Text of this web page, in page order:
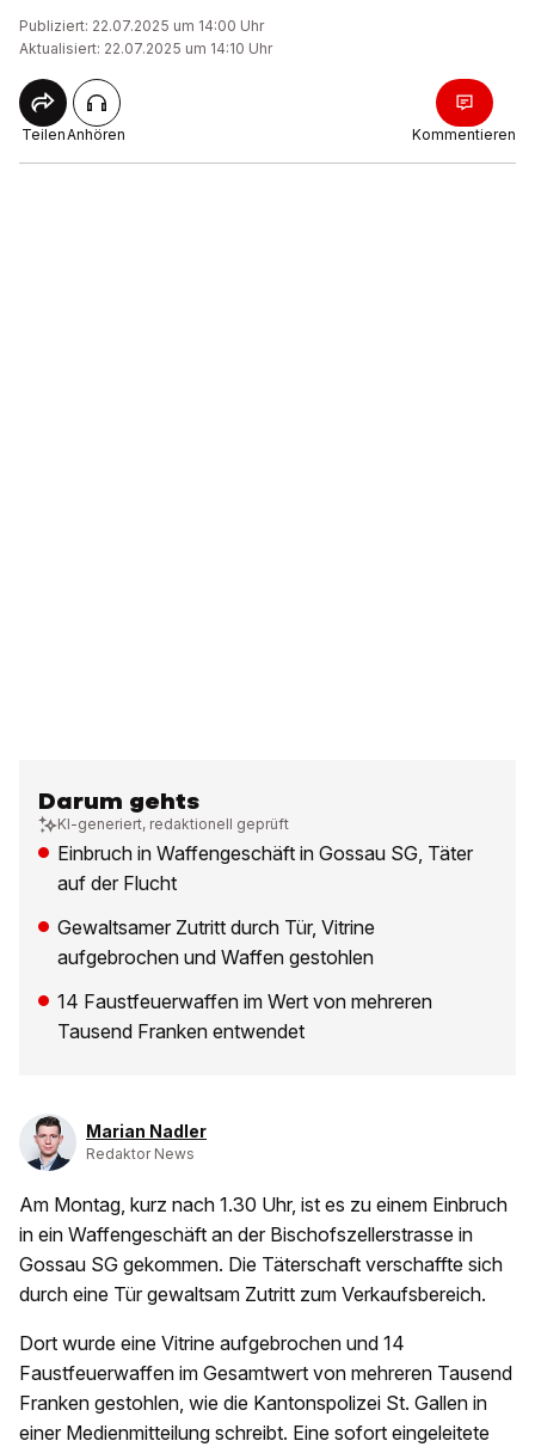
Publiziert: 22.07.2025 um 14:00 Uhr
Aktualisiert: 22.07.2025 um 14:10 Uhr
TeilenAnhören Kommentieren
Darum gehts
KI-generiert, redaktionell geprüft
Einbruch in Waffengeschäft in Gossau SG, Täter
auf der Flucht
Gewaltsamer Zutritt durch Tür, Vitrine
aufgebrochen und Waffen gestohlen
14 Faustfeuerwaffen im Wert von mehreren
Tausend Franken entwendet
Marian Nadler
Redaktor News
Am Montag, kurz nach 1.30 Uhr, ist es zu einem Einbruch
in ein Waffengeschäft an der Bischofszellerstrasse in
Gossau SG gekommen. Die Täterschaft verschaffte sich
durch eine Tür gewaltsam Zutritt zum Verkaufsbereich.
Dort wurde eine Vitrine aufgebrochen und 14
Faustfeuerwaffen im Gesamtwert von mehreren Tausend
Franken gestohlen, wie die Kantonspolizei St. Gallen in
einer Medienmitteilung schreibt. Eine sofort eingeleitete